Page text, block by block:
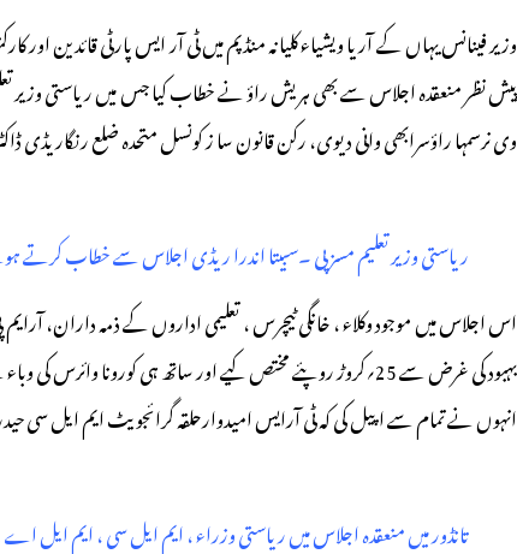
وزیر فینانس یہاں کے آریا ویشیاء کلیانہ منڈپم میں ٹی آر ایس پارٹی
پیش نظر منعقدہ اجلاس سے بھی ہریش راؤ نے خطاب کیا جس میں ریاستی وزیر
وی نرسمہا راؤسرابھی وانی دیوی، رکن قانون سا ز کونسل متحدہ ضلع
ریاستی وزیر تعلیم مسز پی ۔سبیتا اندرا ریڈی اجلاس سے خطاب کرتے
اس اجلاس میں موجود وکلاء ، خانگی ٹیچرس ، تعلیمی اداروں کے ذمہ داران،
بہبود کی غرض سے 25؍کروڑ روپئے مختص کیے اور ساتھ ہی
انہوں نے تمام سے اپیل کی کہ ٹی آرایس امیدوارحلقہ گرائجویٹ ایم ایل سی
تانڈور میں منعقدہ اجلاس میں ریاستی وزراء ، ایم ایل سی ، ایم ایل